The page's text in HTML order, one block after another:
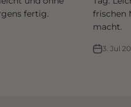
fertig.
frischen
macht.
3. Jul